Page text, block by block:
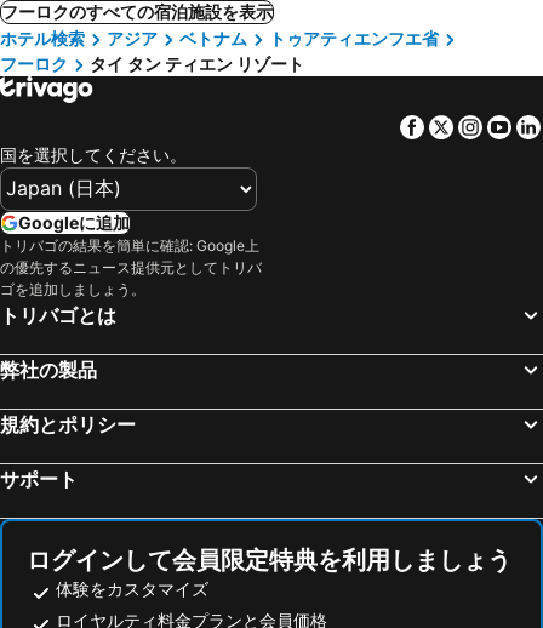
フーロクのすべての宿泊施設を表示
ホテル検索
アジア ベトナム
トゥアティエンフエ省
フーロク
タイ タン ティエン リゾート
Facebook
Twitter
国を選択してください。
Googleに追加
トリバゴの結果を簡単に確認: Google上
の優先するニュース提供元としてトリバ
ゴを追加しましょう。
トリバゴとは
弊社の製品
規約とポリシー
サポート
ログインして会員限定特典を利用しましょう
体験をカスタマイズ
ロイヤルティ料金プランと会員価格